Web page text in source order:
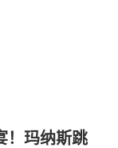
！玛纳斯跳